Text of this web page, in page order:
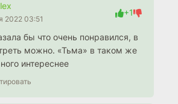
2022 03:51
+1
бы что очень понравился, в
можно. «Тьма» в таком же
интереснее